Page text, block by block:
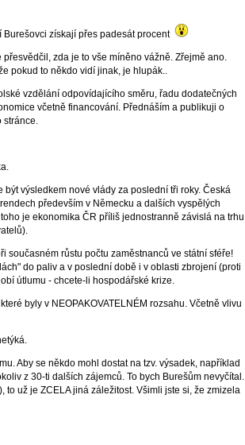
získají přes padesát procent
zda je to vše míněno vážně. Zřejmě ano.
pokud to někdo vidí jinak, je hlupák..
vzdělání odpovídajícího směru, řadu dodatečných
včetně financování. Přednáším a publikuji o
stránce.
výsledkem nové vlády za poslední tři roky. Česká
především v Německu a dalších vyspělých
je ekonomika ČR příliš jednostranně závislá na trhu
současném růstu počtu zaměstnanců ve státní sféře!
do paliv a v poslední době i v oblasti zbrojení (proti
útlumu - chcete-li hospodářské krize.
byly v NEOPAKOVATELNÉM rozsahu. Včetně vlivu
Aby se někdo mohl dostat na tzv. výsadek, například
z 30-ti dalších zájemců. To bych Burešům nevyčítal.
už je ZCELA jiná záležitost. Všimli jste si, že zmizela